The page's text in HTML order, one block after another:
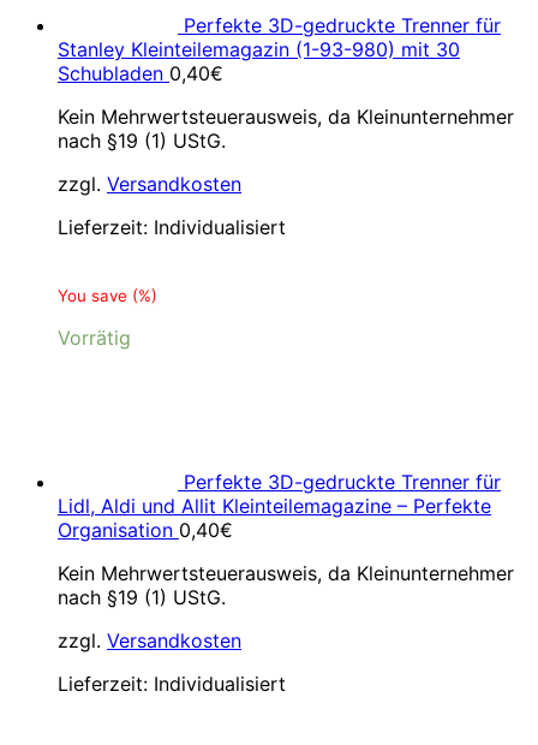
Perfekte 3D-gedruckte Trenner für
Stanley Kleinteilemagazin (1-93-980) mit 30
Schubladen 0,40€
Kein Mehrwertsteuerausweis, da Kleinunternehmer
nach §19 (1) UStG.
zzgl. Versandkosten
Lieferzeit: Individualisiert
You save (%)
Vorrätig
Perfekte 3D-gedruckte Trenner für
Lidl, Aldi und Allit Kleinteilemagazine – Perfekte
Organisation 0,40€
Kein Mehrwertsteuerausweis, da Kleinunternehmer
nach §19 (1) UStG.
zzgl. Versandkosten
Lieferzeit: Individualisiert